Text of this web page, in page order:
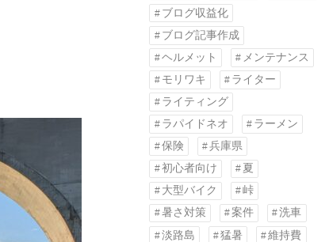
ブログ収益化
ブログ記事作成
ヘルメット
メンテナンス
モリワキ
ライター
ライティング
ラパイドネオ
ラーメン
保険
兵庫県
初心者向け
夏
大型バイク
峠
暑さ対策
案件
洗車
淡路島
猛暑
維持費